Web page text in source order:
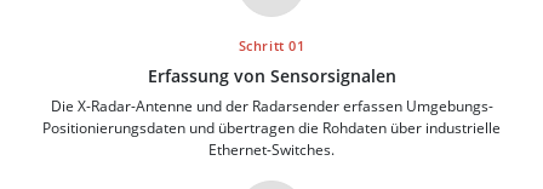
Schritt 01
Erfassung von Sensorsignalen
Die X-Radar-Antenne und der Radarsender erfassen Umgebungs-
Positionierungsdaten und übertragen die Rohdaten über industrielle
Ethernet-Switches.